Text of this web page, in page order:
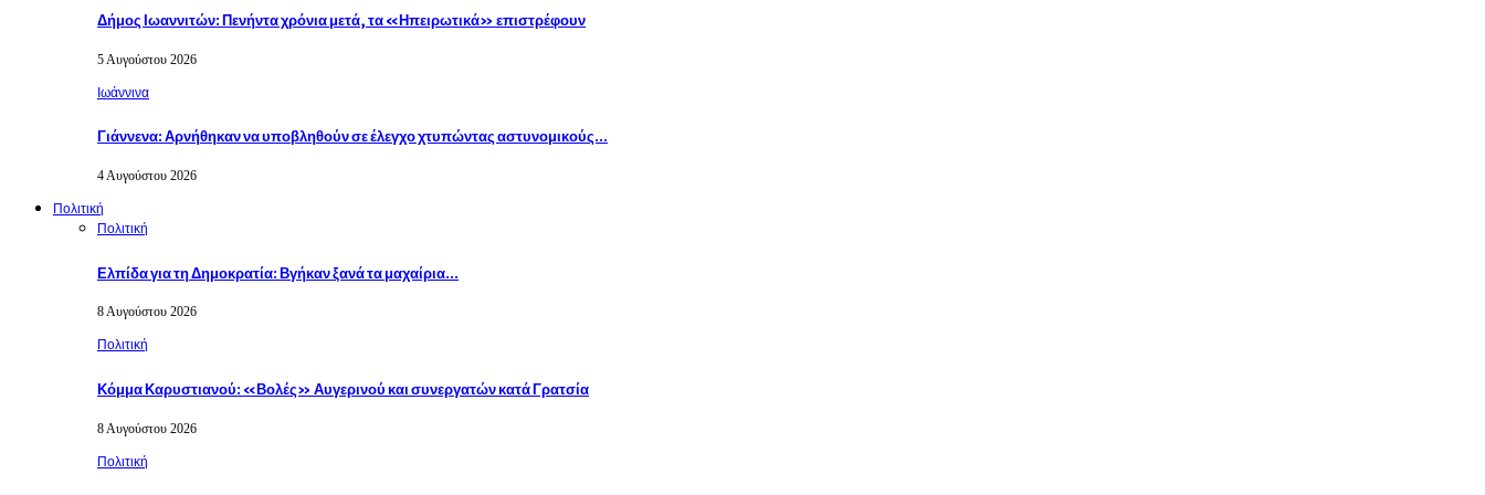
Δήμος Ιωαννιτών: Πενήντα χρόνια μετά, τα «Ηπειρωτικά» επιστρέφουν
5 Αυγούστου 2026
Ιωάννινα
Γιάννενα: Αρνήθηκαν να υποβληθούν σε έλεγχο χτυπώντας αστυνομικούς…
4 Αυγούστου 2026
Πολιτική
Πολιτική
Ελπίδα για τη Δημοκρατία: Βγήκαν ξανά τα μαχαίρια…
8 Αυγούστου 2026
Πολιτική
Κόμμα Καρυστιανού: «Βολές» Αυγερινού και συνεργατών κατά Γρατσία
8 Αυγούστου 2026
Πολιτική